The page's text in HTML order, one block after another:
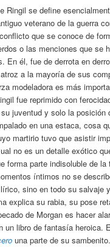
Ringil se define
veterano de la guerra
que se conoce de
o las menciones que se
En él, fue de derrota en
a la mayoría de sus
modeladora es más
fue reprimido con
juventud y solo la posición
en una estaca, cosa
martirio tuvo que asistir
no es un detalle exótico
forma parte indisoluble de la
íntimos no se
sino en todo su salvaje
explica su rabia, su pose
de Morgan es hacer
un libro de fantasía heroica.
una parte de su sambenito.